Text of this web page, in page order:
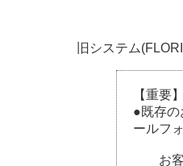
旧システム
【重要
●既存の
ールフ
お客